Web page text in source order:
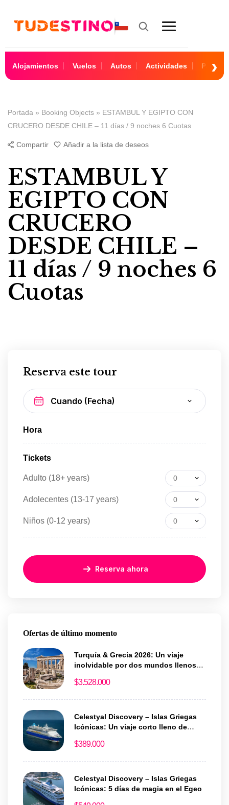
Alojamientos Vuelos Autos Actividades
Portada » Booking Objects » ESTAMBUL Y EGIPTO CON
CRUCERO DESDE CHILE – 11 días / 9 noches 6 Cuotas
Compartir Añadir a la lista de deseos
ESTAMBUL Y
EGIPTO CON
CRUCERO
DESDE CHILE –
11 días / 9 noches 6
Cuotas
Reserva este tour
Hora
Tickets
Adulto (18+ years) 0
Adolecentes (13-17 years) 0
Niños (0-12 years) 0
Reserva ahora
Ofertas de último momento
Turquía & Grecia 2026: Un viaje
inolvidable por dos mundos llenos
$3.528.000
Celestyal Discovery – Islas Griegas
Icónicas: Un viaje corto lleno de
$389.000
Celestyal Discovery – Islas Griegas
Icónicas: 5 días de magia en el Egeo